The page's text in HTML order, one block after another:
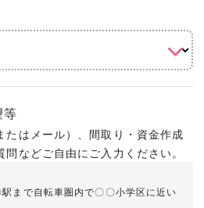
等
たはメール）、間取り・資金作成
などご自由にご入力ください。
まで自転車圏内で〇〇小学区に近い